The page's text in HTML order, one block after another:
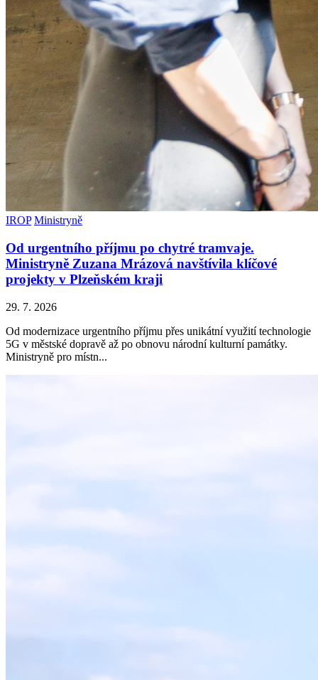
IROP Ministryně
Od urgentního příjmu po chytré tramvaje.
Ministryně Zuzana Mrázová navštívila klíčové
projekty v Plzeňském kraji
29. 7. 2026
Od modernizace urgentního příjmu přes unikátní využití technologie
5G v městské dopravě až po obnovu národní kulturní památky.
Ministryně pro místn...